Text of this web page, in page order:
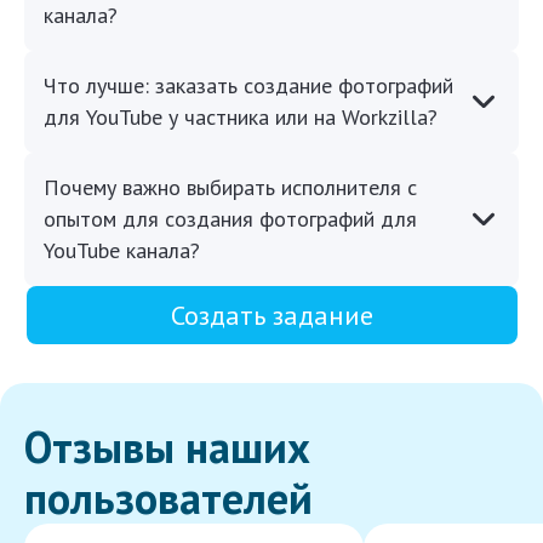
канала?
Что лучше: заказать создание фотографий
для YouTube у частника или на Workzilla?
Почему важно выбирать исполнителя с
опытом для создания фотографий для
YouTube канала?
Создать задание
Отзывы наших
пользователей